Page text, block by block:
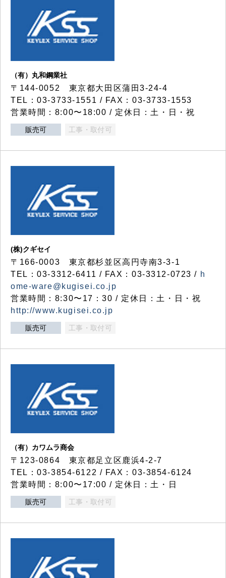
（有）丸和鋼業社
〒144-0052 東京都大田区蒲田3-24-4
TEL：03-3733-1551 / FAX：03-3733-1553
営業時間：8:00〜18:00 / 定休日：土・日・祝
販売可 工事・取付可
(株)クギセイ
〒166-0003 東京都杉並区高円寺南3-3-1
TEL：03-3312-6411 / FAX：03-3312-0723 / h
ome-ware@kugisei.co.jp
営業時間：8:30〜17：30 / 定休日：土・日・祝
http://www.kugisei.co.jp
販売可 工事・取付可
（有）カワムラ商会
〒123-0864 東京都足立区鹿浜4-2-7
TEL：03-3854-6122 / FAX：03-3854-6124
営業時間：8:00〜17:00 / 定休日：土・日
販売可 工事・取付可